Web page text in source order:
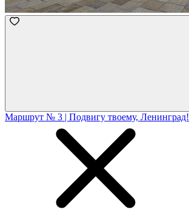
Маршрут № 3 | Подвигу твоему, Ленинград!